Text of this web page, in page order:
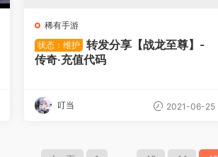
稀有手游
状态：维护 转发分享【战龙至尊】-
传奇·充值代码
叮当 2021-06-25